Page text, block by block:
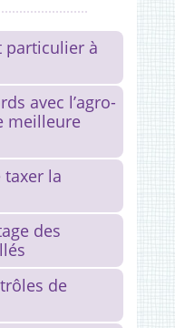
particulier à
avec l’agro-
meilleure
taxer la
des
de